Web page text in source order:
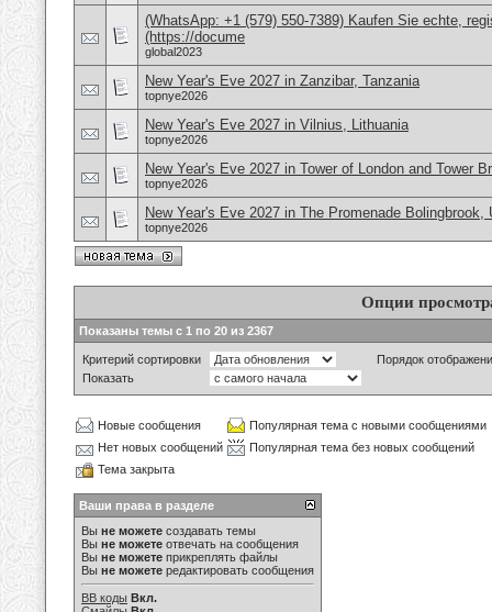
(WhatsApp: +1 (579) 550-7389) Kaufen Sie echte,
(https://docume
global2023
New Year's Eve 2027 in Zanzibar, Tanzania
topnye2026
New Year's Eve 2027 in Vilnius, Lithuania
topnye2026
New Year's Eve 2027 in Tower of London and Tower
topnye2026
New Year's Eve 2027 in The Promenade Bolingbrook,
topnye2026
Опции
Показаны темы с 1 по 20 из 2367
Критерий сортировки
Порядок
Показать
Новые сообщения
Популярная тема с новыми сообщениями
Нет новых сообщений
Популярная тема без новых сообщений
Тема закрыта
Ваши права в разделе
Вы не можете создавать темы
Вы не можете отвечать на сообщения
Вы не можете прикреплять файлы
Вы не можете редактировать сообщения
BB коды Вкл.